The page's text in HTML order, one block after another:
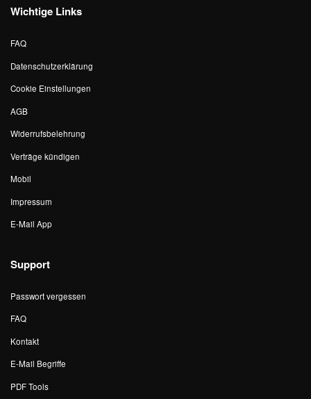
Wichtige Links
FAQ
Datenschutzerklärung
Cookie Einstellungen
AGB
Widerrufsbelehrung
Verträge kündigen
Mobil
Impressum
E-Mail App
Support
Passwort vergessen
FAQ
Kontakt
E-Mail Begriffe
PDF Tools